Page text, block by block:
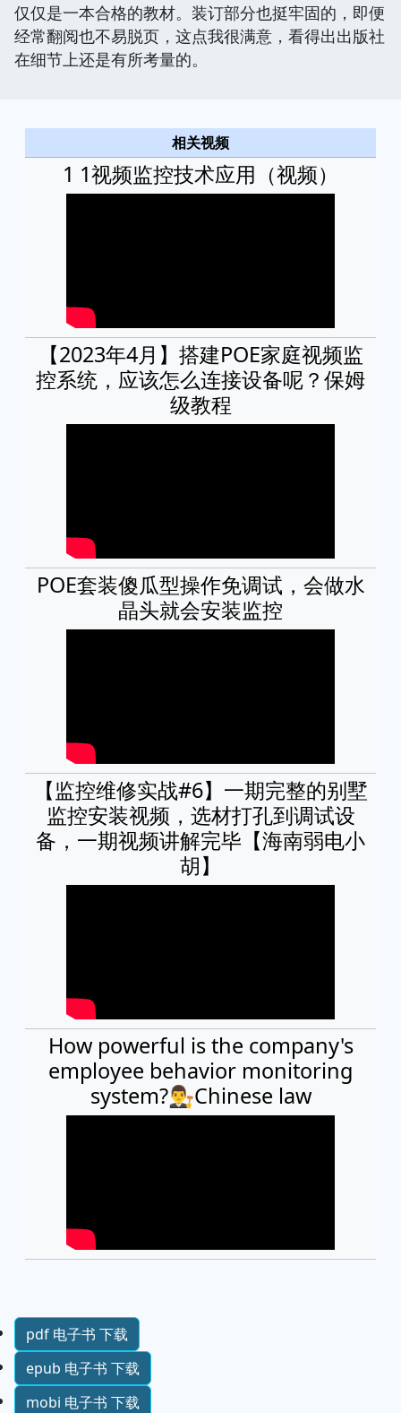
仅仅是一本合格的教材。装订部分也挺牢固的，即便
经常翻阅也不易脱页，这点我很满意，看得出出版社
在细节上还是有所考量的。
相关视频
1 1视频监控技术应用（视频）
【2023年4月】搭建POE家庭视频监
控系统，应该怎么连接设备呢？保姆
级教程
POE套装傻瓜型操作免调试，会做水
晶头就会安装监控
【监控维修实战#6】一期完整的别墅
监控安装视频，选材打孔到调试设
备，一期视频讲解完毕【海南弱电小
胡】
How powerful is the company's
employee behavior monitoring
system?👨‍⚖Chinese law
pdf 电子书 下载
epub 电子书 下载
mobi 电子书 下载